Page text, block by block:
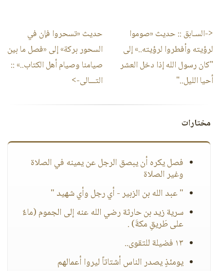
<-السـابق :: حديث «صوموا
لرؤيته وأفطروا لرؤيته..» إلى
"كان رسول الله إذا دخل العشر
أحيا الليل.."
حديث «تسحروا فإن في
السحور بركة» إلى «فصل ما بين
صيامنا وصيام أهل الكتاب..» ::
التـــالى->
مختارات
فصل يكره أن يبصق الرجل عن يمينه في الصلاة
وغير الصلاة
" عبد الله بن الزبير - أي رجل وأي شهيد "
سرية زيد بن حارثة رضي الله عنه إلى الجموم (ماءٌ
على طَريقِ مكةَ) .
١٣ فضيلة للتقوى..
يومئذٍ يصدر الناس أشتاتاً ليروا أعمالهم